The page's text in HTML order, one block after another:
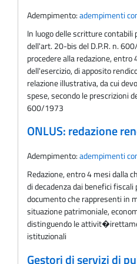
Adempimento:adempimenti
In luogo delle scritture
dell'art. 20-bis del D.P.R. n.
procedere alla redazione, entro
dell'esercizio, di apposito
relazione illustrativa, da cui
spese, secondo le prescrizioni
600/1973
ONLUS: redazione
Adempimento:adempimenti
Redazione, entro 4 mesi dalla
di decadenza dai benefici
documento che rappresenti in
situazione patrimoniale,
distinguendo le
istituzionali
Gestori di servizi di